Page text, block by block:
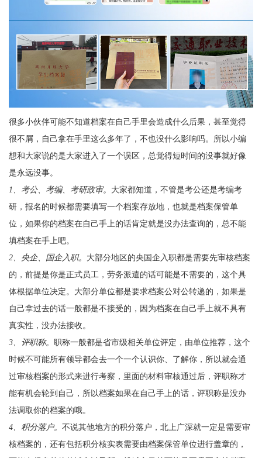
很多小伙伴可能不知道档案在自己手里会造成什么后果，甚至觉得
很不屑，自己拿在手里这么多年了，不也没什么影响吗。所以小编
想和大家说的是大家进入了一个误区，总觉得短时间的没事就好像
是永远没事。
1、考公、考编、考研政审。 大家都知道，不管是考公还是考编考
研，报名的时候都需要填写一个档案存放地，也就是档案保管单
位，如果你的档案在自己手上的话肯定就是没办法查询的，总不能
填档案在手上吧。
2、央企、国企入职。 大部分地区的央国企入职都是需要先审核档案
的，前提是你是正式员工，劳务派遣的话可能是不需要的，这个具
体根据单位决定。大部分单位都是要求档案公对公转递的，如果是
自己拿过去的话一般都是不接受的，因为档案在自己手上就不具有
真实性，没办法接收。
3、评职称。 职称一般都是省市级相关单位评定，由单位推荐，这个
时候不可能所有领导都会去一个一个认识你、了解你，所以就会通
过审核档案的形式来进行考察，里面的材料审核通过后，评职称才
能有机会轮到自己，所以档案如果在自己手上的话，评职称是没办
法调取你的档案的哦。
4、积分落户。 不说其他地方的积分落户，北上广深就一定是需要审
核档案的，还有包括积分核实表需要由档案保管单位进行盖章的，